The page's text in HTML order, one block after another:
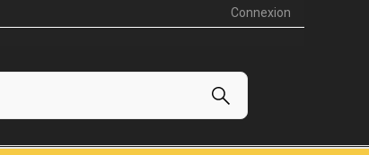
Connexion